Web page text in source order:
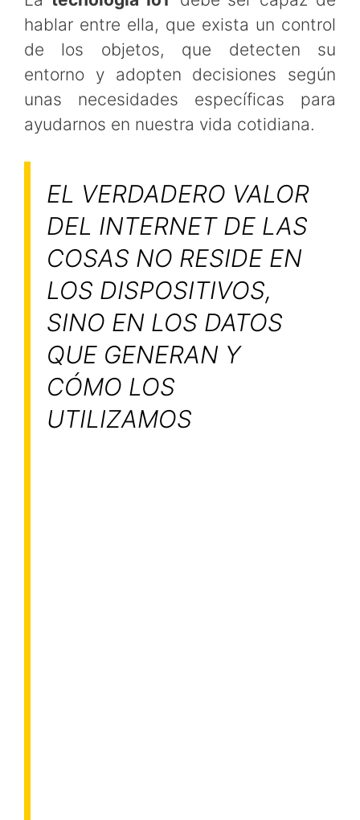
hablar entre ella, que exista un control
de los objetos, que detecten su
entorno y adopten decisiones según
unas necesidades específicas para
ayudarnos en nuestra vida cotidiana.
EL VERDADERO VALOR
DEL INTERNET DE LAS
COSAS NO RESIDE EN
LOS DISPOSITIVOS,
SINO EN LOS DATOS
QUE GENERAN Y
CÓMO LOS
UTILIZAMOS